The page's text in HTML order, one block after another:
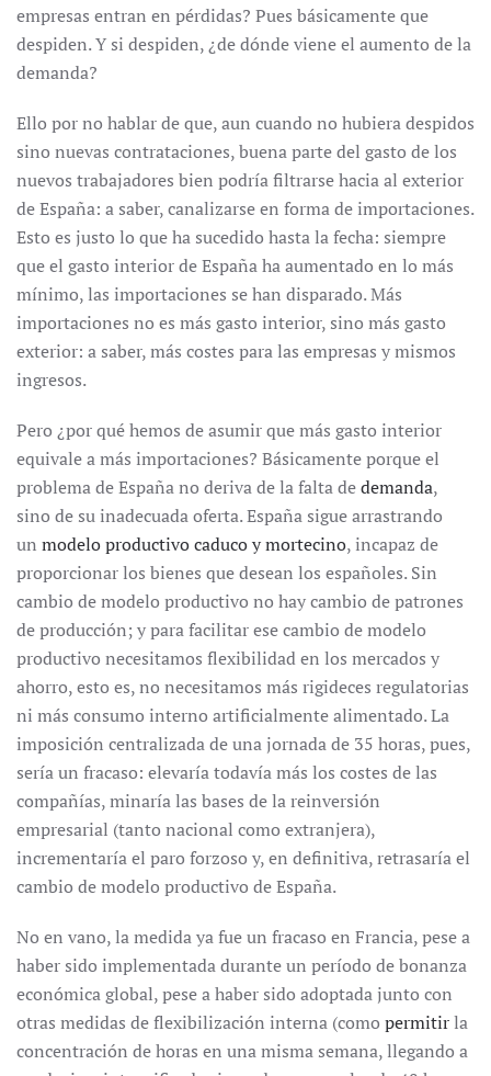
empresas entran en pérdidas? Pues básicamente que
despiden. Y si despiden, ¿de dónde viene el aumento de la
demanda?
Ello por no hablar de que, aun cuando no hubiera despidos
sino nuevas contrataciones, buena parte del gasto de los
nuevos trabajadores bien podría filtrarse hacia al exterior
de España: a saber, canalizarse en forma de importaciones.
Esto es justo lo que ha sucedido hasta la fecha: siempre
que el gasto interior de España ha aumentado en lo más
mínimo, las importaciones se han disparado. Más
importaciones no es más gasto interior, sino más gasto
exterior: a saber, más costes para las empresas y mismos
ingresos.
Pero ¿por qué hemos de asumir que más gasto interior
equivale a más importaciones? Básicamente porque el
problema de España no deriva de la falta dedemanda,
sino de su inadecuada oferta. España sigue arrastrando
un modelo productivo caduco y mortecino, incapaz de
proporcionar los bienes que desean los españoles. Sin
cambio de modelo productivo no hay cambio de patrones
de producción; y para facilitar ese cambio de modelo
productivo necesitamos flexibilidad en los mercados y
ahorro, esto es, no necesitamos más rigideces regulatorias
ni más consumo interno artificialmente alimentado. La
imposición centralizada de una jornada de 35 horas, pues,
sería un fracaso: elevaría todavía más los costes de las
compañías, minaría las bases de la reinversión
empresarial (tanto nacional como extranjera),
incrementaría el paro forzoso y, en definitiva, retrasaría el
cambio de modelo productivo de España.
No en vano, la medida ya fue un fracaso en Francia, pese a
haber sido implementada durante un período de bonanza
económica global, pese a haber sido adoptada junto con
otras medidas de flexibilización interna (como permitirla
concentración de horas en una misma semana, llegando a